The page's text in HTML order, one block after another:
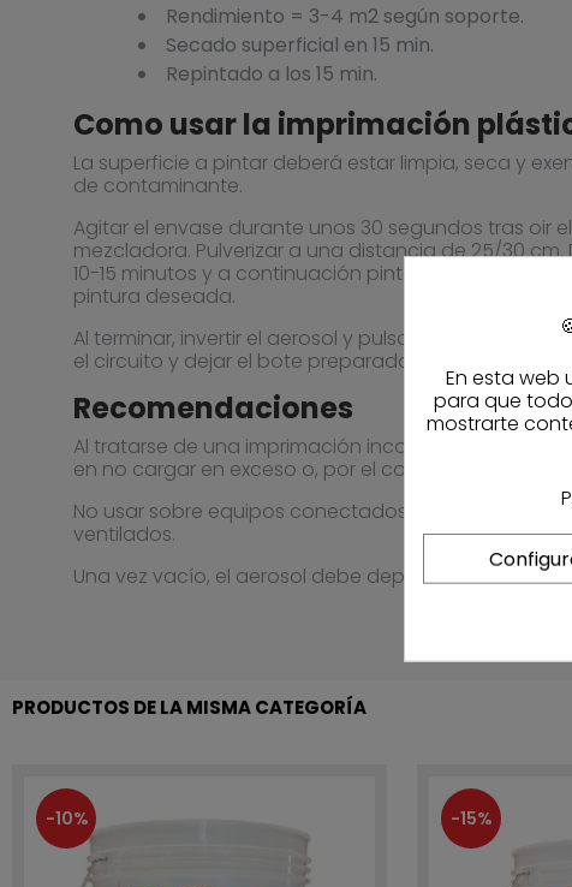
Rendimiento = 3-4 m2 según soporte.
Secado superficial en 15 min.
Repintado a los 15 min.
Como usar la imprimación
La superficie a pintar deberá estar limpia, seca y
de contaminante.
Agitar el envase durante unos 30 segundos tras oir
mezcladora. Pulverizar a una distancia de 25/30
10-15 minutos y a continuación pintar normalmente
pintura deseada.
Al terminar, invertir el aerosol y pulsar hasta que
el circuito y dejar el bote preparado para el próximo
Recomendaciones
Al tratarse de una imprimación incolora, deberemos
en no cargar en exceso o, por el contrario, dejarnos
No usar sobre equipos conectados a la corriente y
ventilados.
Una vez vacío, el aerosol debe depositarse en el
PRODUCTOS DE LA MISMA CATEGORÍA
-10% -15%
En esta web
para que
mostrarte